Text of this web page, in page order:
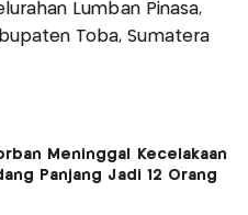
Lumban Pinasa,
Toba, Sumatera
Meninggal Kecelakaan
Panjang Jadi 12 Orang